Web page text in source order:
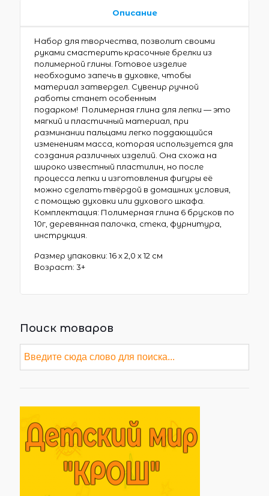
Описание
Набор для творчества, позволит своими
руками смастерить красочные брелки из
полимерной глины. Готовое изделие
необходимо запечь в духовке, чтобы
материал затвердел. Сувенир ручной
работы станет особенным
подарком! Полимерная глина для лепки — это
мягкий и пластичный материал, при
разминании пальцами легко поддающийся
изменениям масса, которая используется для
создания различных изделий. Она схожа на
широко известный пластилин, но после
процесса лепки и изготовления фигуры её
можно сделать твёрдой в домашних условия,
с помощью духовки или духового шкафа.
Комплектация: Полимерная глина 6 брусков по
10г, деревянная палочка, стека, фурнитура,
инструкция.
Размер упаковки: 16 х 2,0 х 12 см
Возраст: 3+
Поиск товаров